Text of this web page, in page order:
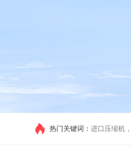
热门关键词： 进口压缩机